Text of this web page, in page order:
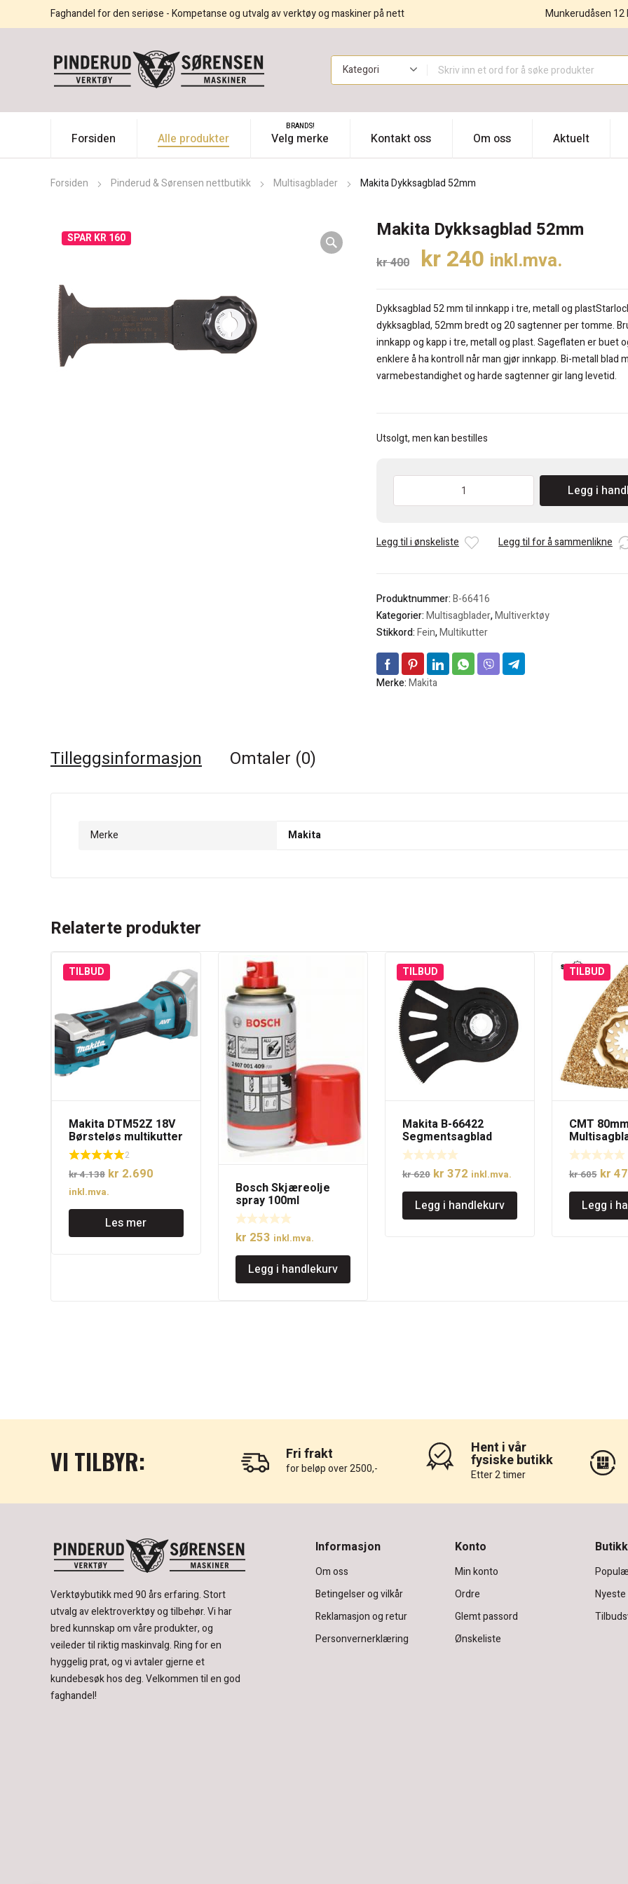
Faghandel for den seriøse - Kompetanse og utvalg av verktøy og maskiner på nett Munkerudåsen 12
Forsiden Alle produkter Velg merke
BRANDS!
Kontakt oss Om oss Aktuelt
Forsiden Pinderud & Sørensen nettbutikk Multisagblader Makita Dykksagblad 52mm
SPAR KR 160 Makita Dykksagblad 52mm
kr400 Opprinnelig
var:
kr 400.
kr240 Nåværende
er:
kr 240.
inkl.mva.
Dykksagblad 52 mm til innkapp i tre, metall og
dykksagblad, 52mm bredt og 20 sagtenner per tomme.
innkapp og kapp i tre, metall og plast. Sageflaten er buet
enklere å ha kontroll når man gjør innkapp. Bi-metall blad
varmebestandighet og harde sagtenner gir lang levetid.
Utsolgt, men kan bestilles
Legg i
Legg til i ønskeliste Legg til for å sammenlikne
Produktnummer:B-66416
Kategorier:Multisagblader,Multiverktøy
Stikkord:Fein,Multikutter
Merke:Makita
Tilleggsinformasjon Omtaler (0)
Merke Makita
Relaterte produkter
TILBUD
Makita DTM52Z 18V
Børsteløs multikutter
uten batteri
2
kr4.138 Opprinnelig
pris
var:
kr 4.138.
kr 2.690
er:
inkl.mva.
Les mer
Bosch Skjæreolje
spray 100ml
kr 253 inkl.mva.
Legg i handlekurv
TILBUD
Makita B-66422
Segmentsagblad
100mm til kapp i tre,
metall og plast,
Starlock Max
kr620 Opprinnelig
pris
var:
kr 620.
kr 372Nåværende
pris
er:
kr 372.
inkl.mva.
Legg i handlekurv
TILBUD
CMT 80mm
grid delta
kr605
pris
var:
kr
kr
Legg i
VI TILBYR: Fri frakt
for beløp over 2500,-
Hent i vår
fysiske butikk
Etter 2 timer
Verktøybutikk med 90 års erfaring.Stort
utvalg av elektroverktøy og tilbehør.Vi har
bred kunnskap om våre produkter, og
veileder til riktig maskinvalg. Ring for en
hyggelig prat, og vi avtaler gjerne et
kundebesøk hos deg.Velkommen til en god
faghandel!
Informasjon
Om oss
Betingelser og vilkår
Reklamasjon og retur
Personvernerklæring
Konto
Min konto
Ordre
Glemt passord
Ønskeliste
Butikk